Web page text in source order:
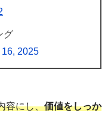
グ
16, 2025
容にし、価値をしっか